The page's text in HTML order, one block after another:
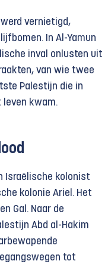
vernietigd,
In Al-Yamun
inval onlusten uit
van wie twee
Palestijn die in
leven kwam.
Israëlische kolonist
kolonie Ariel. Het
Gal. Naar de
Abd al-Hakim
tot